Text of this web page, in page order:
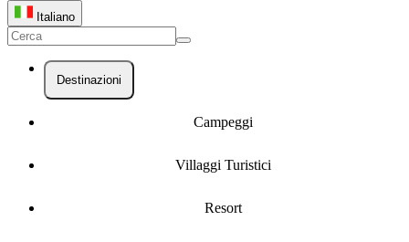
Italiano
Destinazioni
Campeggi
Villaggi Turistici
Resort